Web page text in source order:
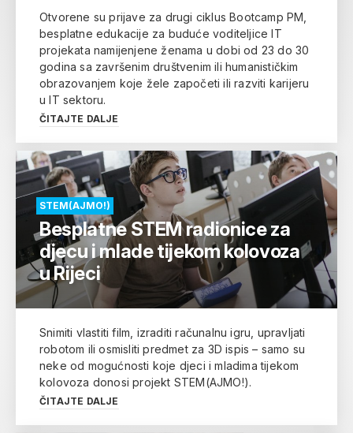
Otvorene su prijave za drugi ciklus Bootcamp PM,
besplatne edukacije za buduće voditeljice IT
projekata namijenjene ženama u dobi od 23 do 30
godina sa završenim društvenim ili humanističkim
obrazovanjem koje žele započeti ili razviti karijeru
u IT sektoru.
ČITAJTE DALJE
STEM(AJMO!)
Besplatne STEM radionice za
djecu i mlade tijekom kolovoza
u Rijeci
Snimiti vlastiti film, izraditi računalnu igru, upravljati
robotom ili osmisliti predmet za 3D ispis – samo su
neke od mogućnosti koje djeci i mladima tijekom
kolovoza donosi projekt STEM(AJMO!).
ČITAJTE DALJE